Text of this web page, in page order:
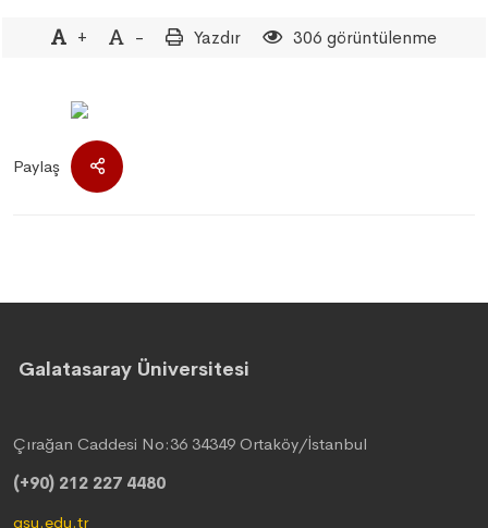
+ - Yazdır 306 görüntülenme
Paylaş
Galatasaray Üniversitesi
Çırağan Caddesi No:36 34349 Ortaköy/İstanbul
(+90) 212 227 4480
gsu.edu.tr